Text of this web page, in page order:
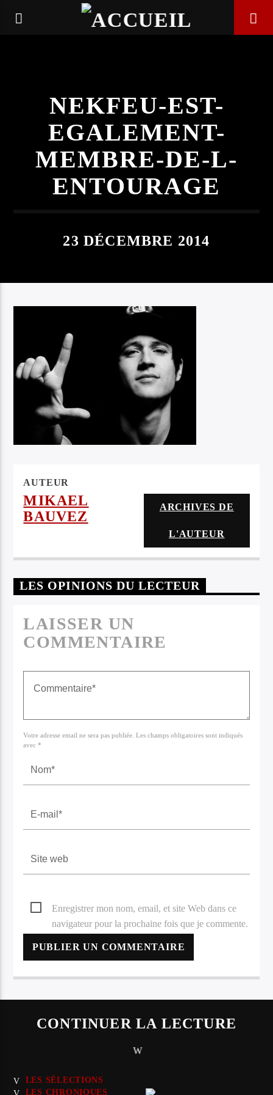
NEKFEU-EST-
EGALEMENT-
MEMBRE-DE-L-
ENTOURAGE
23 DÉCEMBRE 2014
AUTEUR
MIKAEL
BAUVEZ
ARCHIVES DE
L'AUTEUR
LES OPINIONS DU LECTEUR
LAISSER UN
COMMENTAIRE
Votre adresse email ne sera pas publiée. Les champs obligatoires sont indiqués
avec *
Enregistrer mon nom, email, et site Web dans ce
navigateur pour la prochaine fois que je commente.
CONTINUER LA LECTURE
LES SÉLECTIONS
LES CHRONIQUES